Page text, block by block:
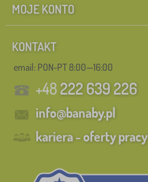
MOJE KONTO
KONTAKT
email: PON-PT 8:00—16:00
+48222 639 226
info@banaby.pl
kariera - oferty pracy